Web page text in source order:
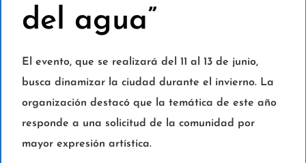
del agua”
El evento, que se realizará del 11 al 13 de junio,
busca dinamizar la ciudad durante el invierno. La
organización destacó que la temática de este año
responde a una solicitud de la comunidad por
mayor expresión artística.